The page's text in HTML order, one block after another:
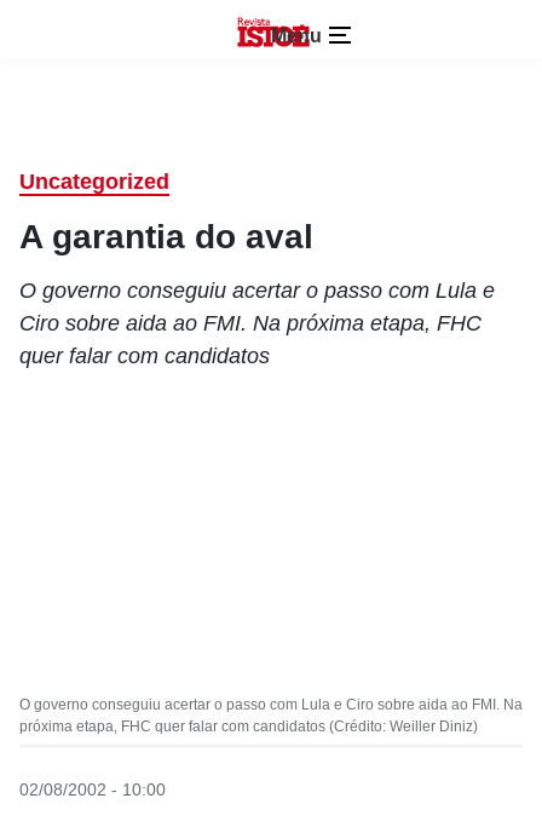
Menu
Uncategorized
A garantia do aval
O governo conseguiu acertar o passo com Lula e
Ciro sobre aida ao FMI. Na próxima etapa, FHC
quer falar com candidatos
O governo conseguiu acertar o passo com Lula e Ciro sobre aida ao FMI. Na
próxima etapa, FHC quer falar com candidatos (Crédito: Weiller Diniz)
02/08/2002 - 10:00